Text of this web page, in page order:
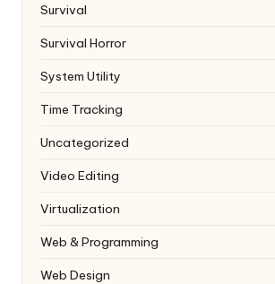
Survival
Survival Horror
System Utility
Time Tracking
Uncategorized
Video Editing
Virtualization
Web & Programming
Web Design